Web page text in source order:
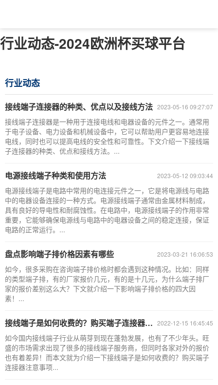
行业动态-2024欧洲杯买球平台
行业动态
2023-05-16 09:27:07
接线端子连接器的种类、优点以及接线方法
接线端子连接器是一种用于连接电线和电器设备的元件之一。通常用
于电子设备、电力设备和机械设备中，它可以帮助用户更容易地连接
电线，同时也可以提高电线的安全性和可靠性。下文介绍一下接线端
子连接器的种类、优点和接线方法。...
2023-05-12 09:03:44
电源接线端子种类和使用方法
电源接线端子是电路中常用的电连接元件之一，它是将电源线与电路
中的电器设备连接的一种方式。电源接线端子通常由金属材料制成，
具有良好的导电性和耐腐蚀性。在电路中，电源接线端子的作用非常
重要，它能够确保电源线与电路中的电器设备之间的稳定连接，保证
电路的正常运行。...
2023-03-21 16:06:53
盘点影响端子排价格因素有哪些
如今，很多采购在咨询端子排价格时都会遇到这种情况。比如：同样
的类型端子排，有的厂家报价几元，有的是十几元，为什么端子排厂
家的报价差别这么大？下文就介绍一下影响端子排价格的四大因
素！...
2022-12-15 16:45:45
接线端子是如何收费的？购买端子连接器注意事项
如今国内接线端子行业从萌芽到现在蓬勃发展，也有了不少年头。旺
盛的市场需求出现了很多的接线端子服务商，但同时各家对外的报价
也有着差异！而本文就为介绍一下接线端子是如何收费的？购买端子
连接器注意事项...